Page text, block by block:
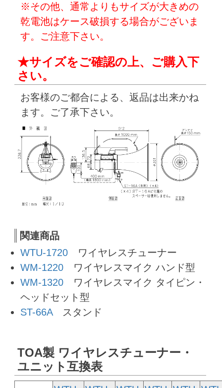
※その他、通常よりもサイズが大きめの
乾電池はケース破損する場合がございま
す。ご注意下さい。
★サイズをご確認の上、ご購入下
さい。
お客様のご都合による、返品は出来かね
ます。ご了承下さい。
関連商品
WTU-1720ワイヤレスチューナー
WM-1220ワイヤレスマイク ハンド型
WM-1320ワイヤレスマイク タイピン・
ヘッドセット型
ST-66Aスタンド
TOA製 ワイヤレスチューナー・
ユニット互換表